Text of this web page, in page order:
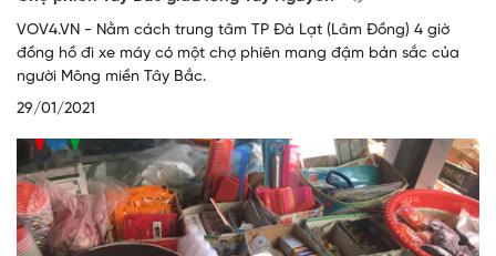
VOV4.VN - Nằm cách trung tâm TP Đà Lạt (Lâm Đồng) 4 giờ
đồng hồ đi xe máy có một chợ phiên mang đậm bản sắc của
người Mông miền Tây Bắc.
29/01/2021